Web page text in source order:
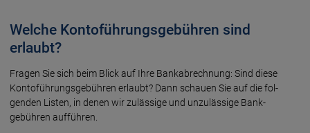
Welche Kontoführungsgebühren sind
erlaubt?
Fragen Sie sich beim Blick auf Ihre Bank­ab­rechnung: Sind diese
Konto­führungs­gebühren erlaubt? Dann schauen Sie auf die fol­
genden Listen, in denen wir zulässige und unzu­lässige Bank­
gebühren auf­führen.